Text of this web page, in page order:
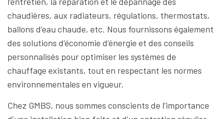
chaudières, aux radiateurs, régulations, thermostats,
ballons d’eau chaude, etc. Nous fournissons également
des solutions d’économie d’énergie et des conseils
personnalisés pour optimiser les systèmes de
chauffage existants, tout en respectant les normes
environnementales en vigueur.
Chez GMBS, nous sommes conscients de l’importance